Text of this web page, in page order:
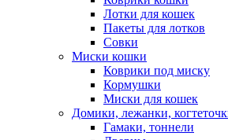
Лотки для кошек
Пакеты для лотков
Совки
Миски кошки
Коврики под миску
Кормушки
Миски для кошек
Домики, лежанки,
Гамаки, тоннели